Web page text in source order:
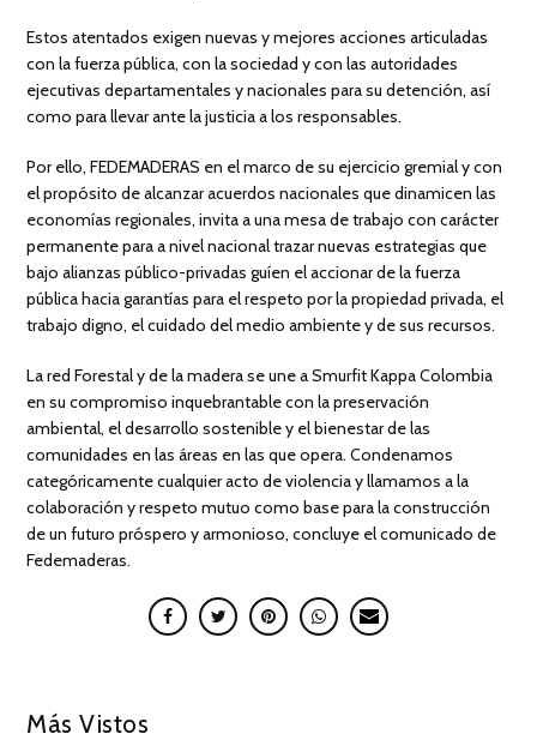
Estos atentados exigen nuevas y mejores acciones articuladas
con la fuerza pública, con la sociedad y con las autoridades
ejecutivas departamentales y nacionales para su detención, así
como para llevar ante la justicia a los responsables.
Por ello, FEDEMADERAS en el marco de su ejercicio gremial y con
el propósito de alcanzar acuerdos nacionales que dinamicen las
economías regionales, invita a una mesa de trabajo con carácter
permanente para a nivel nacional trazar nuevas estrategias que
bajo alianzas público-privadas guíen el accionar de la fuerza
pública hacia garantías para el respeto por la propiedad privada, el
trabajo digno, el cuidado del medio ambiente y de sus recursos.
La red Forestal y de la madera se une a Smurfit Kappa Colombia
en su compromiso inquebrantable con la preservación
ambiental, el desarrollo sostenible y el bienestar de las
comunidades en las áreas en las que opera. Condenamos
categóricamente cualquier acto de violencia y llamamos a la
colaboración y respeto mutuo como base para la construcción
de un futuro próspero y armonioso, concluye el comunicado de
Fedemaderas.
Más Vistos